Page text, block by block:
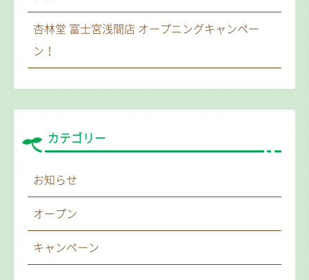
杏林堂 富士宮浅間店 オープニングキャンペー
ン！
カテゴリー
お知らせ
オープン
キャンペーン